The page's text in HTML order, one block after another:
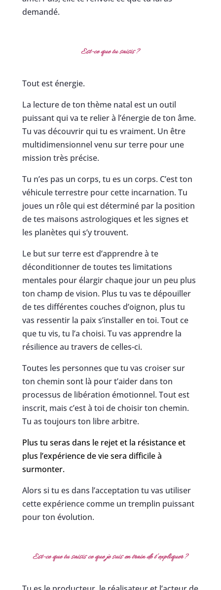
demandé.
Est-ce que tu saisis ?
Tout est énergie.
La lecture de ton thème natal est un outil
puissant qui va te relier à l’énergie de ton âme.
Tu vas découvrir qui tu es vraiment. Un être
multidimensionnel venu sur terre pour une
mission très précise.
Tu n’es pas un corps, tu es un corps. C’est ton
véhicule terrestre pour cette incarnation. Tu
joues un rôle qui est déterminé par la position
de tes maisons astrologiques et les signes et
les planètes qui s’y trouvent.
Le but sur terre est d’apprendre à te
déconditionner de toutes tes limitations
mentales pour élargir chaque jour un peu plus
ton champ de vision. Plus tu vas te dépouiller
de tes différentes couches d’oignon, plus tu
vas ressentir la paix s’installer en toi. Tout ce
que tu vis, tu l’a choisi. Tu vas apprendre la
résilience au travers de celles-ci.
Toutes les personnes que tu vas croiser sur
ton chemin sont là pour t’aider dans ton
processus de libération émotionnel. Tout est
inscrit, mais c’est à toi de choisir ton chemin.
Tu as toujours ton libre arbitre.
Plus tu seras dans le rejet et la résistance et
plus l’expérience de vie sera difficile à
surmonter.
Alors si tu es dans l’acceptation tu vas utiliser
cette expérience comme un tremplin puissant
pour ton évolution.
Est-ce que tu saisis ce que je suis en train de t’expliquer ?